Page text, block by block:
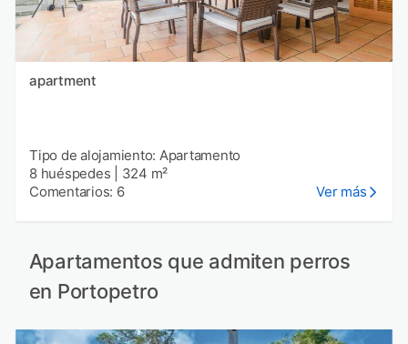
apartment
Tipo de alojamiento: Apartamento
8 huéspedes
324 m²
Comentarios: 6
Ver más
Apartamentos que admiten perros
en Portopetro